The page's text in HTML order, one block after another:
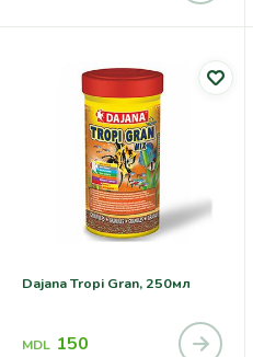
Dajana Tropi Gran, 250мл
MDL 150